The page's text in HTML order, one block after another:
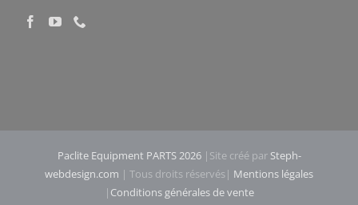
Paclite Equipment PARTS 2026|Site créé par Steph-
webdesign.com | Tous droits réservés| Mentions légales
| Conditions générales de vente